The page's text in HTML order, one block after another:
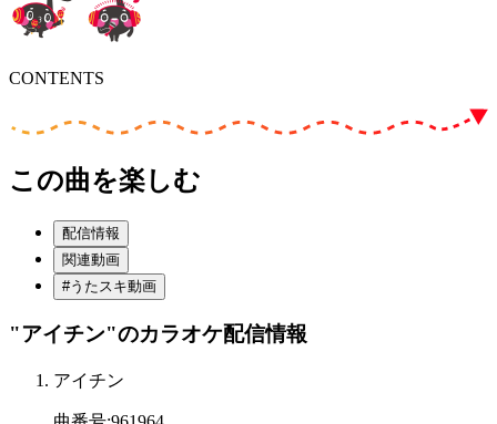
CONTENTS
この曲を楽しむ
配信情報
関連動画
#うたスキ動画
"アイチン"のカラオケ配信情報
アイチン